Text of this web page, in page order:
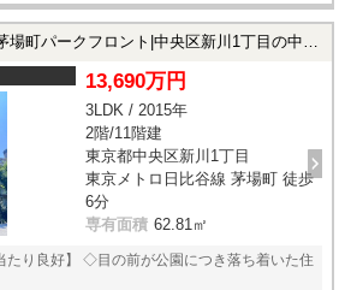
パークフロント|中央区新川1丁目の中古マンション
13,690万円
3LDK / 2015年
2階/11階建
東京都中央区新川1丁目
東京メトロ日比谷線 茅場町 徒歩
6分
専有面積 62.81㎡
たり良好】 ◇目の前が公園につき落ち着いた住